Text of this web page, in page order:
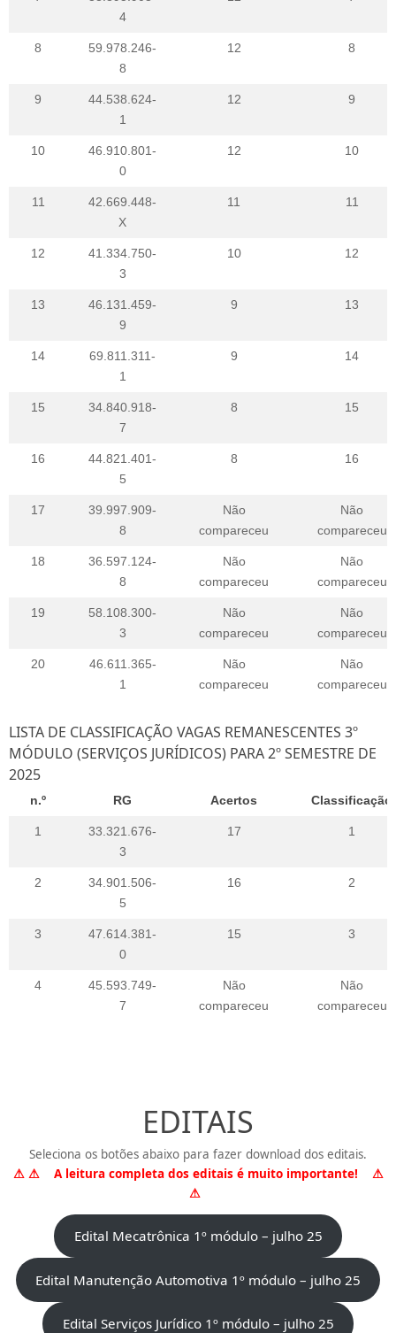
4
8
59.978.246-
8
12 8
9
44.538.624-
1
12 9
10
46.910.801-
0
12 10
11
42.669.448-
X
11 11
12
41.334.750-
3
10 12
13
46.131.459-
9
9 13
14
69.811.311-
1
9 14
15
34.840.918-
7
8 15
16
44.821.401-
5
8 16
17
39.997.909-
8
Não
compareceu
Não
compareceu
18
36.597.124-
8
Não
compareceu
Não
compareceu
19
58.108.300-
3
Não
compareceu
Não
compareceu
20
46.611.365-
1
Não
compareceu
Não
compareceu
LISTA DE CLASSIFICAÇÃO VAGAS REMANESCENTES 3º
MÓDULO (SERVIÇOS JURÍDICOS) PARA 2º SEMESTRE DE
2025
n.º RG Acertos Classificação
1
33.321.676-
3
17 1
2
34.901.506-
5
16 2
3
47.614.381-
0
15 3
4
45.593.749-
7
Não
compareceu
Não
compareceu
EDITAIS
Seleciona os botões abaixo para fazer download dos editais.
⚠ ⚠ A leitura completa dos editais é muito importante! ⚠
⚠
Edital Mecatrônica 1º módulo – julho 25
Edital Manutenção Automotiva 1º módulo – julho 25
Edital Serviços Jurídico 1º módulo – julho 25